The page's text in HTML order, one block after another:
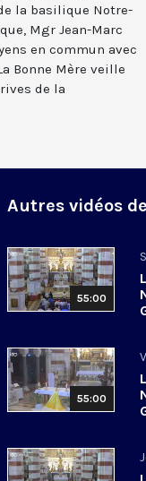
la basilique Notre-
Mgr Jean-Marc
en commun avec
Bonne Mère veille
de la
Autres vidéos
55:00
55:00